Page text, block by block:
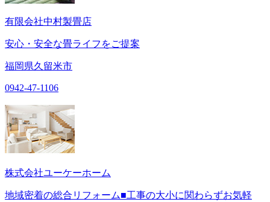
有限会社中村製畳店
安心・安全な畳ライフをご提案
福岡県久留米市
0942-47-1106
株式会社ユーケーホーム
地域密着の総合リフォーム■工事の大小に関わらずお気軽